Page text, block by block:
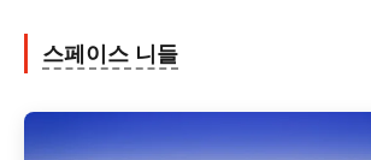
스페이스 니들